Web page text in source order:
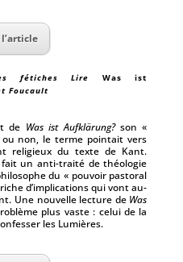
fétiches Lire Was ist
Foucault
de Was ist Aufklärung?son «
non, le terme pointait vers
religieux du texte de Kant.
un anti-traité de théologie
du « pouvoir pastoral
d’implications qui vont au-
Une nouvelle lecture de Was
plus vaste : celui de la
les Lumières.